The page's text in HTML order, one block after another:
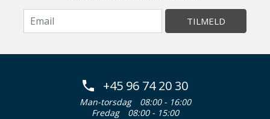
TILMELD
+45 96 74 20 30
Man-torsdag
08:00 - 16:00
Fredag
08:00 - 15:00